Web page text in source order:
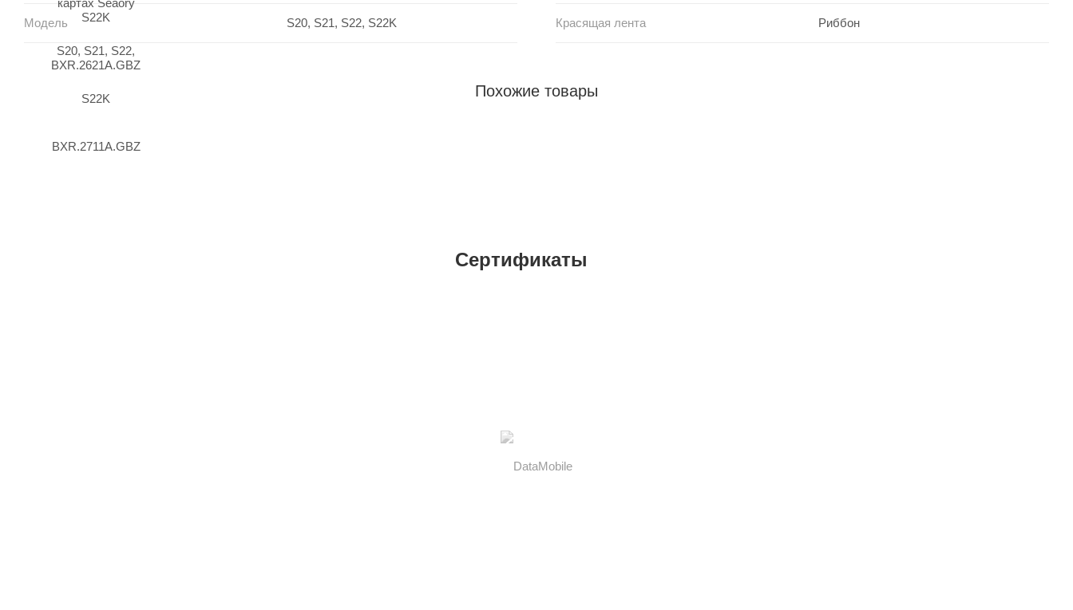
Модель S20, S21, S22, S22K Красящая лента Риббон
Похожие товары
Сертификаты